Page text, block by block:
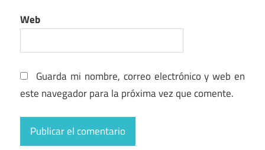
Web
Guarda mi nombre, correo electrónico y web en
este navegador para la próxima vez que comente.